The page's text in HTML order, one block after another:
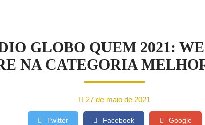
GLOBO QUEM 2021:
NA CATEGORIA
27 de maio de 2021
Twitter Facebook Google